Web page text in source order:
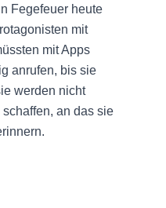
Fegefeuer heute
mit
mit Apps
anrufen, bis sie
werden nicht
an das sie